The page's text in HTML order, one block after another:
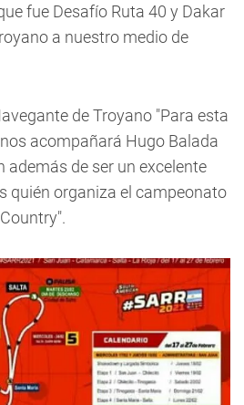
fue Desafío Ruta 40 y Dakar
a nuestro medio de
de Troyano "Para esta
acompañará Hugo Balada
además de ser un excelente
quién organiza el campeonato